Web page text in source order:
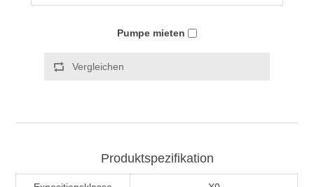
Pumpe mieten
Vergleichen
Produktspezifikation